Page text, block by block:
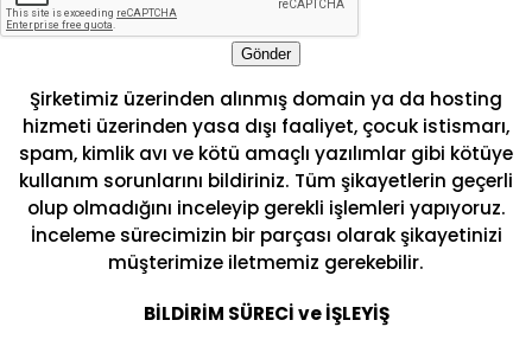
Gönder
Şirketimiz üzerinden alınmış domain ya da hosting
hizmeti üzerinden yasa dışı faaliyet, çocuk istismarı,
spam, kimlik avı ve kötü amaçlı yazılımlar gibi kötüye
kullanım sorunlarını bildiriniz. Tüm şikayetlerin geçerli
olup olmadığını inceleyip gerekli işlemleri yapıyoruz.
İnceleme sürecimizin bir parçası olarak şikayetinizi
müşterimize iletmemiz gerekebilir.
BİLDİRİM SÜRECİ ve İŞLEYİŞ